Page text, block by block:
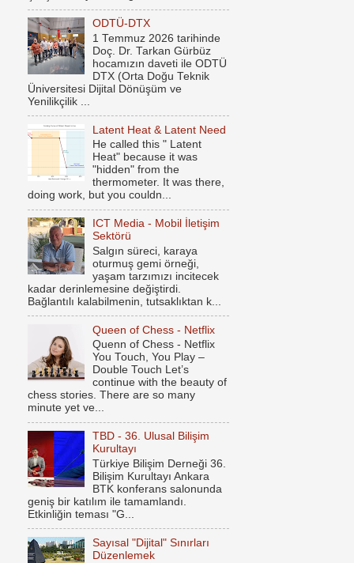
ODTÜ-DTX
1 Temmuz 2026 tarihinde
Doç. Dr. Tarkan Gürbüz
hocamızın daveti ile ODTÜ
DTX (Orta Doğu Teknik
Üniversitesi Dijital Dönüşüm ve
Yenilikçilik ...
Latent Heat & Latent Need
He called this " Latent
Heat" because it was
"hidden" from the
thermometer. It was there,
doing work, but you couldn...
ICT Media - Mobil İletişim
Sektörü
Salgın süreci, karaya
oturmuş gemi örneği,
yaşam tarzımızı incitecek
kadar derinlemesine değiştirdi.
Bağlantılı kalabilmenin, tutsaklıktan k...
Queen of Chess - Netflix
Quenn of Chess - Netflix
You Touch, You Play –
Double Touch Let’s
continue with the beauty of
chess stories. There are so many
minute yet ve...
TBD - 36. Ulusal Bilişim
Kurultayı
Türkiye Bilişim Derneği 36.
Bilişim Kurultayı Ankara
BTK konferans salonunda
geniş bir katılım ile tamamlandı.
Etkinliğin teması "G...
Sayısal "Dijital" Sınırları
Düzenlemek